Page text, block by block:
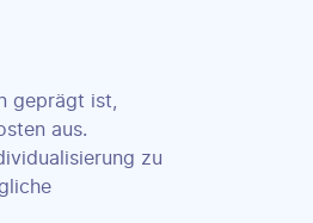
geprägt ist,
aus.
zu